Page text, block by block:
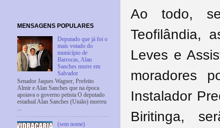
Ao todo,
Teofilândia,
Leves e
moradores
Instalador
Biritinga,
MENSAGENS POPULARES
Deputado que já foi o
mais votado do
município de
Barrocas, Alan
Sanches morre em
Salvador
Senador Jaques Wagner, Prefeito
Almir e Alan Sanches que na época
apoiava o governo petista O deputado
estadual Alan Sanches (União) morreu
...
(sem nome)